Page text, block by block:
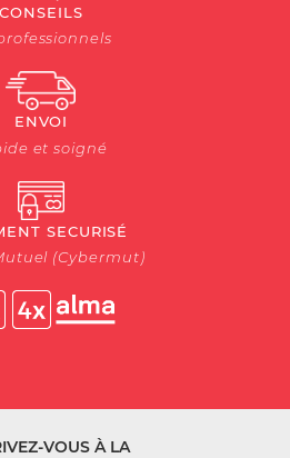
CONSEILS
ENVOI
et soigné
SECURISÉ
(Cybermut)
VOUS À LA